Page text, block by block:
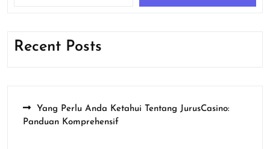
Recent Posts
Yang Perlu Anda Ketahui Tentang JurusCasino:
Panduan Komprehensif